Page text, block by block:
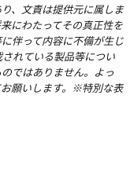
、文責は提供元に属しま
にわたってその真正性を
伴って内容に不備が生じ
れている製品等につい
ではありません。よっ
願いします。※特別な表